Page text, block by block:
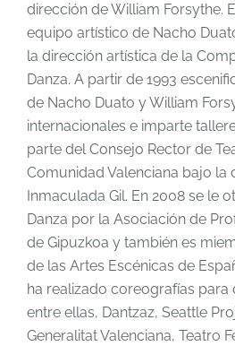
dirección de William Forsythe.
equipo artístico de Nacho
la dirección artística de la
Danza. A partir de 1993
de Nacho Duato y William
internacionales e imparte
parte del Consejo Rector de
Comunidad Valenciana bajo la
Inmaculada Gil. En 2008 se le
Danza por la Asociación de
de Gipuzkoa y también es
de las Artes Escénicas de
ha realizado coreografías para
entre ellas, Dantzaz, Seattle
Generalitat Valenciana, Teatro